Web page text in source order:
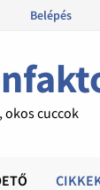
Belépés
okos cuccok